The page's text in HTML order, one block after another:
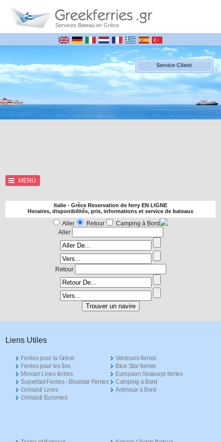
Services Bateau en Grèce
Service Client
MENU
Italie - Grèce Reservation de ferry EN LIGNE
Horaires, disponibilités, prix, informations et service de bateaux
Aller Retour
Camping à Bord
Aller
Retour
Liens Utiles
Ferries pour la Grèce
Ferries pour les îles
Minoan Lines ferries
Superfast Ferries - Bluestar Ferries
Grimaldi Lines
Grimaldi Euromed
Ventouris ferries
Blue Star ferries
European Seaways ferries
Camping à Bord
Animaux à Bord